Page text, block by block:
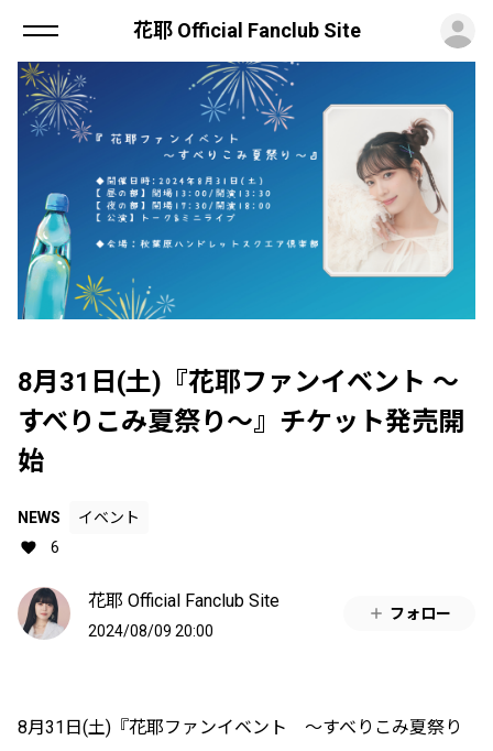
花耶 Official Fanclub Site
8月31日(土)『花耶ファンイベント ～
すべりこみ夏祭り～』チケット発売開
始
NEWS
イベント
6
花耶 Official Fanclub Site
2024/08/09 20:00
フォロー
8月31日(土)『花耶ファンイベント ～すべりこみ夏祭り